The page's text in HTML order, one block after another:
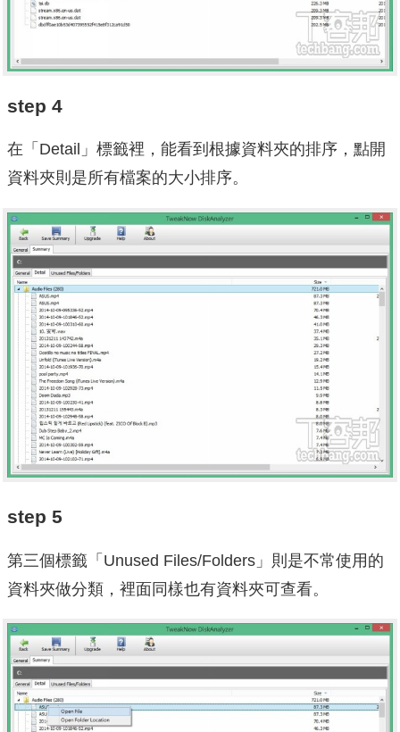
step 4
在「Detail」標籤裡，能看到根據資料夾的排序，點開
資料夾則是所有檔案的大小排序。
step 5
第三個標籤「Unused Files/Folders」則是不常使用的
資料夾做分類，裡面同樣也有資料夾可查看。